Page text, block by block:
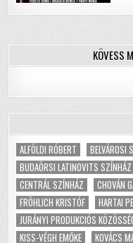
KÖVESS
ALFÖLDI RÓBERT BELVÁROSI
BUDAÖRSI LATINOVITS SZÍNHÁZ
CENTRÁL SZÍNHÁZ
CHOVÁN
FRÖHLICH KRISTÓF
HARTAI
JURÁNYI PRODUKCIÓS
KISS-VÉGH EMŐKE
KOVÁCS